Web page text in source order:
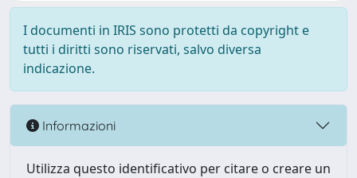
I documenti in IRIS sono protetti da copyright e
tutti i diritti sono riservati, salvo diversa
indicazione.
Informazioni
Utilizza questo identificativo per citare o creare un